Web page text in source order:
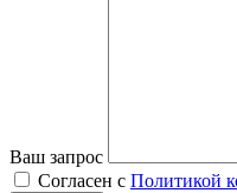
Ваш запрос
Согласен с Политикой